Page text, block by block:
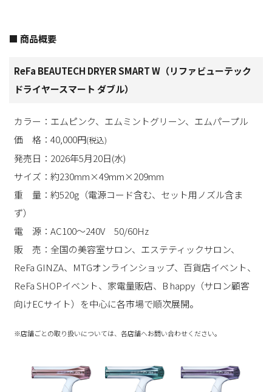
■ 商品概要
ReFa BEAUTECH DRYER SMART W（リファビューテック
ドライヤースマート ダブル）
カラー：エムピンク、エムミントグリーン、エムパープル
価 格：40,000円(税込)
発売日：2026年5月20日(水)
サイズ：約230mm×49mm×209mm
重 量：約520g（電源コード含む、セット用ノズル含ま
ず）
電 源：AC100～240V 50/60Hz
販 売：全国の美容室サロン、エステティックサロン、
ReFa GINZA、MTGオンラインショップ、百貨店イベント、
ReFa SHOPイベント、家電量販店、B happy（サロン顧客
向けECサイト）を中心に各市場で順次展開。
※店舗ごとの取り扱いについては、各店舗へお問い合わせください。